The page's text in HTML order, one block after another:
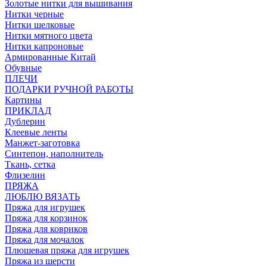
Золотые нитки для вышивания
Нитки черные
Нитки шелковые
Нитки мятного цвета
Нитки капроновые
Армированные Китай
Обувные
ПЛЕЧИ
ПОДАРКИ РУЧНОЙ РАБОТЫ
Картины
ПРИКЛАД
Дублерин
Клеевые ленты
Манжет-заготовка
Синтепон, наполнитель
Ткань, сетка
Флизелин
ПРЯЖА
ЛЮБЛЮ ВЯЗАТЬ
Пряжа для игрушек
Пряжа для корзинок
Пряжа для ковриков
Пряжа для мочалок
Плюшевая пряжа для игрушек
Пряжа из шерсти